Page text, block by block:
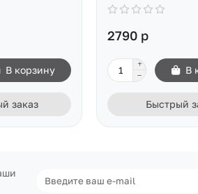
В корзину
заказ
2790 р
В
Быстрый